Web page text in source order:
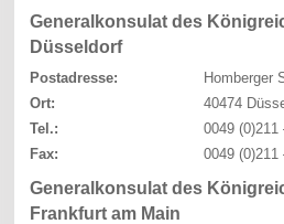
Generalkonsulat des
Düsseldorf
Postadresse:
Homberger
Ort:
40474
Tel.:
0049 (0)211
Fax:
0049 (0)211
Generalkonsulat des
Frankfurt am Main